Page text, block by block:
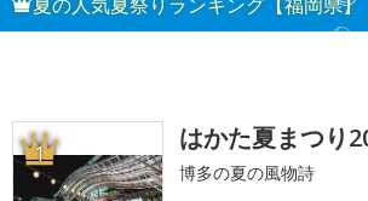
1 はかた夏まつり
博多の夏の風物詩